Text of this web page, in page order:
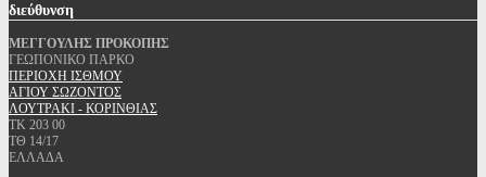
διεύθυνση
ΜΕΓΓΟΥΛΗΣ ΠΡΟΚΟΠΗΣ
ΓΕΩΠΟΝΙΚΟ ΠΑΡΚΟ
ΠΕΡΙΟΧΗ ΙΣΘΜΟΥ
ΑΓΙΟΥ ΣΩΖΟΝΤΟΣ
ΛΟΥΤΡΑΚΙ - ΚΟΡΙΝΘΙΑΣ
ΤΚ 203 00
ΤΘ 14/17
ΕΛΛΑΔΑ